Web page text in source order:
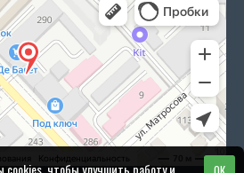
чтобы улучшить работу и